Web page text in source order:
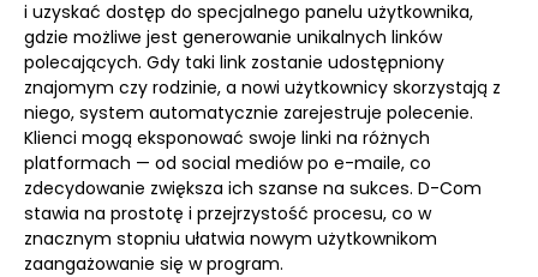
i uzyskać dostęp do specjalnego panelu użytkownika,
gdzie możliwe jest generowanie unikalnych linków
polecających. Gdy taki link zostanie udostępniony
znajomym czy rodzinie, a nowi użytkownicy skorzystają z
niego, system automatycznie zarejestruje polecenie.
Klienci mogą eksponować swoje linki na różnych
platformach — od social mediów po e-maile, co
zdecydowanie zwiększa ich szanse na sukces. D-Com
stawia na prostotę i przejrzystość procesu, co w
znacznym stopniu ułatwia nowym użytkownikom
zaangażowanie się w program.